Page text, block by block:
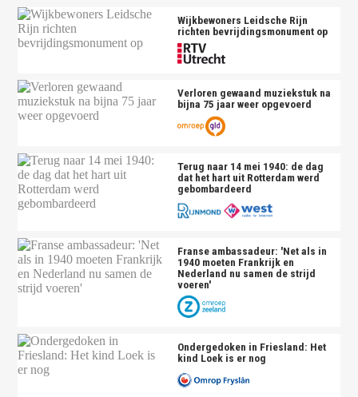
Wijkbewoners Leidsche Rijn
richten bevrijdingsmonument op
Verloren gewaand muziekstuk na
bijna 75 jaar weer opgevoerd
Terug naar 14 mei 1940: de dag
dat het hart uit Rotterdam werd
gebombardeerd
Franse ambassadeur: 'Net als in
1940 moeten Frankrijk en
Nederland nu samen de strijd
voeren'
Ondergedoken in Friesland: Het
kind Loek is er nog